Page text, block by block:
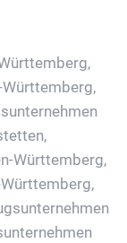
,
Württemberg,
,
Württemberg,
,